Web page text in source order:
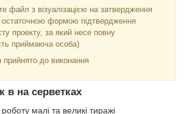
файл з візуалізацією на затвердження
остаточною формою підтвердження
проекту, за який несе повну
приймаюча особа)
до виконання
в на серветках
малі та великі тиражі